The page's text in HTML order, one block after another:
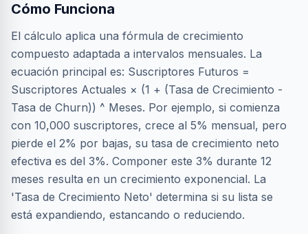
Cómo Funciona
El cálculo aplica una fórmula de crecimiento
compuesto adaptada a intervalos mensuales. La
ecuación principal es: Suscriptores Futuros =
Suscriptores Actuales × (1 + (Tasa de Crecimiento -
Tasa de Churn)) ^ Meses. Por ejemplo, si comienza
con 10,000 suscriptores, crece al 5% mensual, pero
pierde el 2% por bajas, su tasa de crecimiento neto
efectiva es del 3%. Componer este 3% durante 12
meses resulta en un crecimiento exponencial. La
'Tasa de Crecimiento Neto' determina si su lista se
está expandiendo, estancando o reduciendo.